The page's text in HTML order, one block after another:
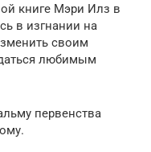
книге Мэри Илз в
в изгнании на
своим
любимым
первенства